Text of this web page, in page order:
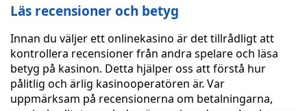
Läs recensioner och betyg
Innan du väljer ett onlinekasino är det tillrådligt att
kontrollera recensioner från andra spelare och läsa
betyg på kasinon. Detta hjälper oss att förstå hur
pålitlig och ärlig kasinooperatören är. Var
uppmärksam på recensionerna om betalningarna,